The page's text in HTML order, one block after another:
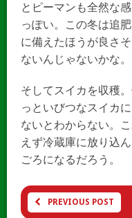
とピーマンも全然な
っぽい。この冬は追
に備えたほうが良さ
ないんじゃないかな。
そしてスイカを収穫
っといびつなスイカ
ないとわからない。
えず冷蔵庫に放り込
ごろになるだろう。
PREVIOUS POST